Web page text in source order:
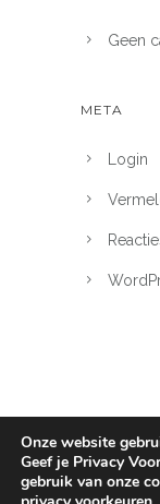
Geen
META
Login
PMT
Onze website
Geef je Privacy
gebruik van onze